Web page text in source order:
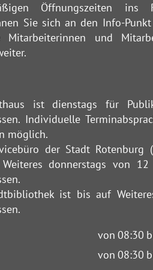
Öffnungszeiten ins
Sie sich an den Info-
Mitarbeiterinnen und
ist dienstags für
Individuelle
möglich.
der Stadt Rotenburg
donnerstags von
ist bis auf
von 08:30
von 08:30